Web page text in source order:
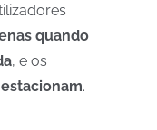
quando
, e os
.